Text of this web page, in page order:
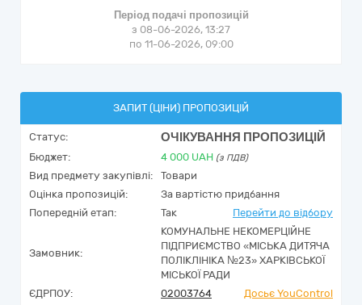
Період подачі пропозицій
з 08-06-2026, 13:27
по 11-06-2026, 09:00
ЗАПИТ (ЦІНИ) ПРОПОЗИЦІЙ
Статус: ОЧІКУВАННЯ ПРОПОЗИЦІЙ
Бюджет: 4 000 UAH (з ПДВ)
Вид предмету закупівлі:
Товари
Оцінка пропозицій:
За вартістю придбання
Попередній етап:
Так Перейти до відбору
Замовник:
КОМУНАЛЬНЕ НЕКОМЕРЦІЙНЕ
ПІДПРИЄМСТВО «МІСЬКА ДИТЯЧА
ПОЛІКЛІНІКА №23» ХАРКІВСЬКОЇ
МІСЬКОЇ РАДИ
ЄДРПОУ:
02003764
Досьє YouControl